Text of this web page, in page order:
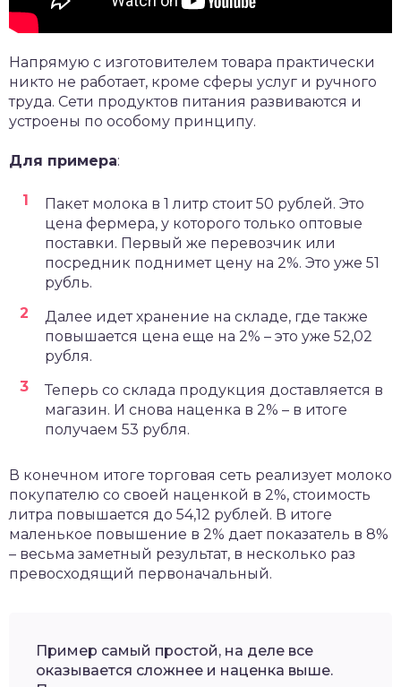
Напрямую с изготовителем товара практически
никто не работает, кроме сферы услуг и ручного
труда. Сети продуктов питания развиваются и
устроены по особому принципу.
Для примера:
Пакет молока в 1 литр стоит 50 рублей. Это
цена фермера, у которого только оптовые
поставки. Первый же перевозчик или
посредник поднимет цену на 2%. Это уже 51
рубль.
Далее идет хранение на складе, где также
повышается цена еще на 2% – это уже 52,02
рубля.
Теперь со склада продукция доставляется в
магазин. И снова наценка в 2% – в итоге
получаем 53 рубля.
В конечном итоге торговая сеть реализует молоко
покупателю со своей наценкой в 2%, стоимость
литра повышается до 54,12 рублей. В итоге
маленькое повышение в 2% дает показатель в 8%
– весьма заметный результат, в несколько раз
превосходящий первоначальный.
Пример самый простой, на деле все
оказывается сложнее и наценка выше.